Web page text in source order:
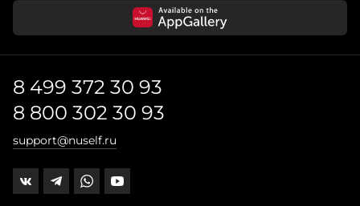
8 499 372 30 93
8 800 302 30 93
support@nuself.ru